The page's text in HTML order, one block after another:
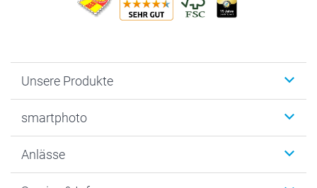
Unsere Produkte
Fotogeschenke
MyNameBook
smartphoto
Warum smartphoto
Anlässe